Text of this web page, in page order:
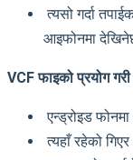
त्यसो गर्दा
आइफोनमा
VCF फाइको प्रयोग
एन्ड्रोइड
त्यहाँ रहेको